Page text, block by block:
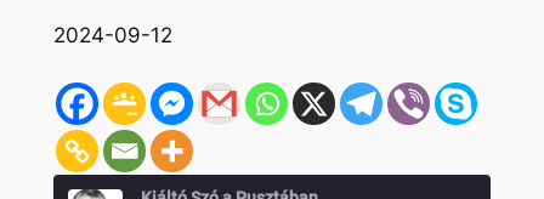
2024-09-12